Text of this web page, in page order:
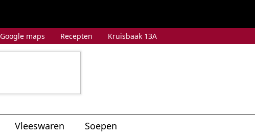
Google maps Recepten Kruisbaak 13A
Vleeswaren
Soepen